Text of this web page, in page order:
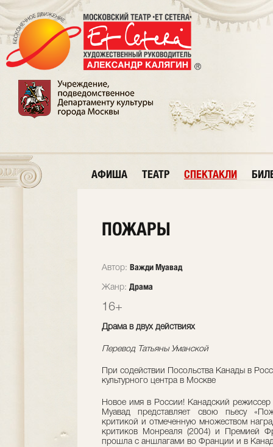
АФИША ТЕАТР СПЕКТАКЛИ
ПОЖАРЫ
Автор: Важди Муавад
Жанр: Драма
16+
Драма в двух действиях
Перевод Татьяны Уманской
При содействии Посольства Канады в
культурного центра в Москве
Новое имя в России! Канадский
Муавад представляет свою пьесу
критикой и отмеченную множеством
критиков Монреаля (2004) и Премией
прошла с аншлагами во Франции и в